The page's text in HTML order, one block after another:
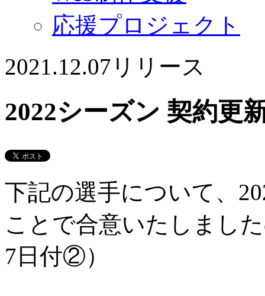
応援プロジェクト
2021.12.07 リリース
2022シーズン 契約更
下記の選手について、
ことで合意いたしまし
7日付②）